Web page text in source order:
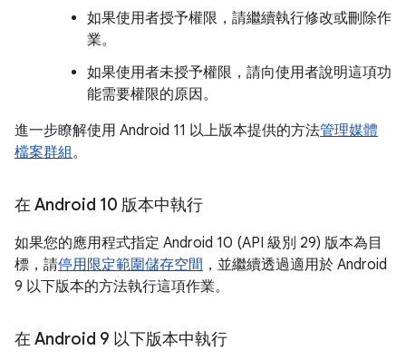
如果使用者授予權限，請繼續執行修改或刪除作
業。
如果使用者未授予權限，請向使用者說明這項功
能需要權限的原因。
進一步瞭解使用 Android 11 以上版本提供的方法管理媒體
檔案群組。
在 Android 10 版本中執行
如果您的應用程式指定 Android 10 (API 級別 29) 版本為目
標，請停用限定範圍儲存空間 ，並繼續透過適用於 Android
9 以下版本的方法執行這項作業。
在 Android 9 以下版本中執行